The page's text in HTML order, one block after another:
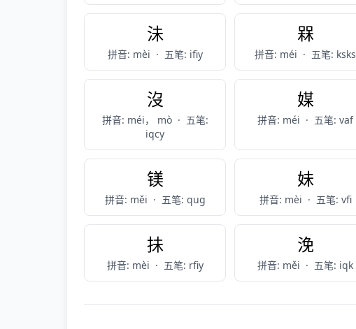
沬
拼音: mèi · 五笔: ifiy
槑
拼音: méi · 五笔: ksks
沒
拼音: méi， mò · 五笔:
iqcy
媒
拼音: méi · 五笔: vaf
镁
拼音: měi · 五笔: qug
妹
拼音: mèi · 五笔: vfi
抺
拼音: mèi · 五笔: rfiy
浼
拼音: měi · 五笔: iqk